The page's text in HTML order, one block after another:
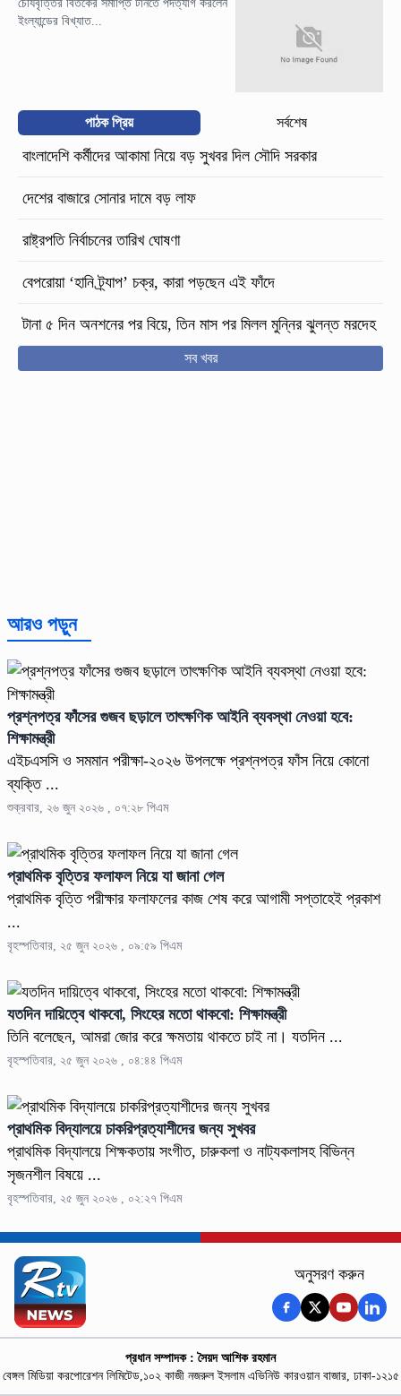
চৌর্যবৃত্তির বিতর্কের সমাপ্তি টানতে পদত্যাগ করলেন
ইংল্যান্ডের বিখ্যাত...
পাঠক প্রিয় সর্বশেষ
বাংলাদেশি কর্মীদের আকামা নিয়ে বড় সুখবর দিল সৌদি সরকার
দেশের বাজারে সোনার দামে বড় লাফ
রাষ্ট্রপতি নির্বাচনের তারিখ ঘোষণা
বেপরোয়া ‘হানি ট্র্যাপ’ চক্র, কারা পড়ছেন এই ফাঁদে
টানা ৫ দিন অনশনের পর বিয়ে, তিন মাস পর মিলল মুন্নির ঝুলন্ত মরদেহ
সব খবর
আরও পড়ুন
প্রশ্নপত্র ফাঁসের গুজব ছড়ালে তাৎক্ষণিক আইনি ব্যবস্থা নেওয়া হবে:
শিক্ষামন্ত্রী
এইচএসসি ও সমমান পরীক্ষা-২০২৬ উপলক্ষে প্রশ্নপত্র ফাঁস নিয়ে কোনো
ব্যক্তি ...
শুক্রবার, ২৬ জুন ২০২৬ , ০৭:২৮ পিএম
প্রাথমিক বৃত্তির ফলাফল নিয়ে যা জানা গেল
প্রাথমিক বৃত্তি পরীক্ষার ফলাফলের কাজ শেষ করে আগামী সপ্তাহেই প্রকাশ
...
বৃহস্পতিবার, ২৫ জুন ২০২৬ , ০৯:৫৯ পিএম
যতদিন দায়িত্বে থাকবো, সিংহের মতো থাকবো: শিক্ষামন্ত্রী
তিনি বলেছেন, আমরা জোর করে ক্ষমতায় থাকতে চাই না। যতদিন ...
বৃহস্পতিবার, ২৫ জুন ২০২৬ , ০৪:৪৪ পিএম
প্রাথমিক বিদ্যালয়ে চাকরিপ্রত্যাশীদের জন্য সুখবর
প্রাথমিক বিদ্যালয়ে শিক্ষকতায় সংগীত, চারুকলা ও নাট্যকলাসহ বিভিন্ন
সৃজনশীল বিষয়ে ...
বৃহস্পতিবার, ২৫ জুন ২০২৬ , ০২:২৭ পিএম
অনুসরণ করুন
প্রধান সম্পাদক : সৈয়দ আশিক রহমান
বেঙ্গল মিডিয়া করপোরেশন লিমিটেড,১০২ কাজী নজরুল ইসলাম এভিনিউ কারওয়ান বাজার, ঢাকা-১২১৫